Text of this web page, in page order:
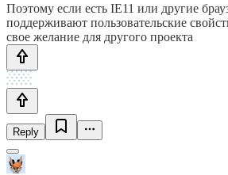
Поэтому если есть IE11 или другие
поддерживают пользовательские
свое желание для другого проекта
Reply